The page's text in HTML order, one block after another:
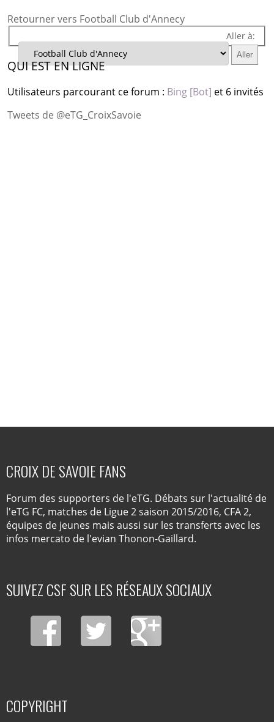
Retourner vers Football Club d'Annecy
Aller à:
QUI EST EN LIGNE
Utilisateurs parcourant ce forum : Bing [Bot] et 6 invités
Tweets de @eTG_CroixSavoie
CROIX DE SAVOIE FANS
Forum des supporters de l'eTG. Débats sur l'actualité de
l'eTG FC, matches de Ligue 2 saison 2015/2016, CFA 2,
équipes de jeunes mais aussi sur les transferts avec les
infos mercato de l'evian Thonon-Gaillard.
SUIVEZ CSF SUR LES RÉSEAUX SOCIAUX
COPYRIGHT